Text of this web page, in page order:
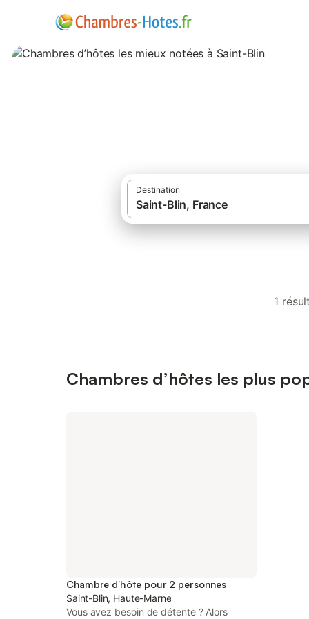
Destination
1
Chambres d’hôtes les plus
Chambre d’hôte pour 2 personnes
Saint-Blin, Haute-Marne
Vous avez besoin de détente ? Alors